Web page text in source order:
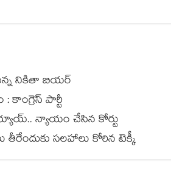
నికితా బియర్
పార్టీ
న్యాయం చేసిన కోర్టు
తీరేందుకు సలహాలు కోరిన టెక్కీ